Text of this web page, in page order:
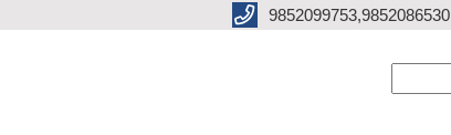
9852099753,9852086530